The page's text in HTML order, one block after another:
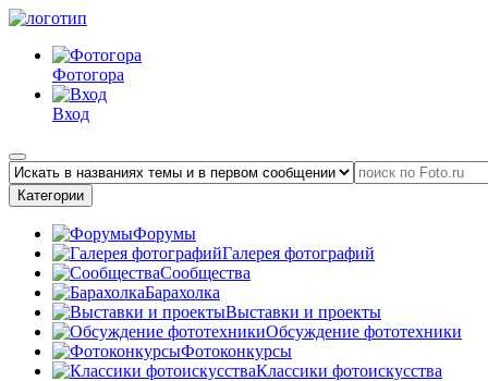
Фотогора
Вход
Категории
Форумы
Галерея фотографий
Сообщества
Барахолка
Выставки и проекты
Обсуждение фототехники
Фотоконкурсы
Классики фотоискусства